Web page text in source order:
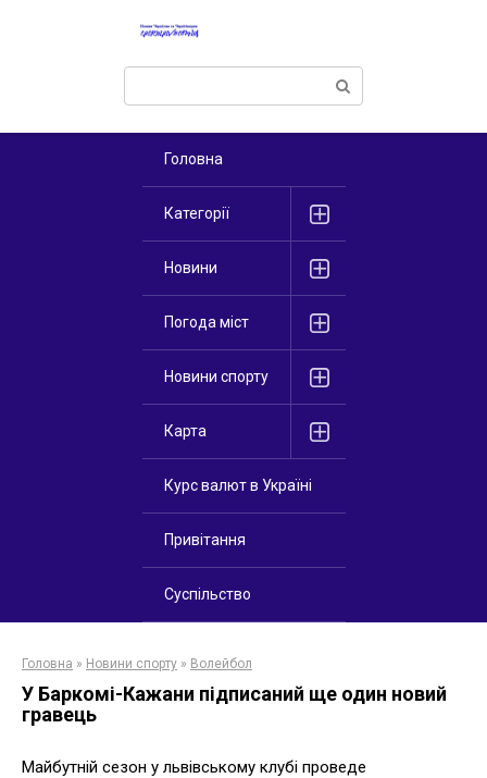
Поиск:
Головна
Категорії
Новини
Погода міст
Новини спорту
Карта
Курс валют в Україні
Привітання
Суспільство
Головна » Новини спорту » Волейбол
У Баркомі-Кажани підписаний ще один новий
гравець
Майбутній сезон у львівському клубі проведе